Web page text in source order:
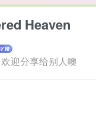
Heaven
迎分享给别人噢